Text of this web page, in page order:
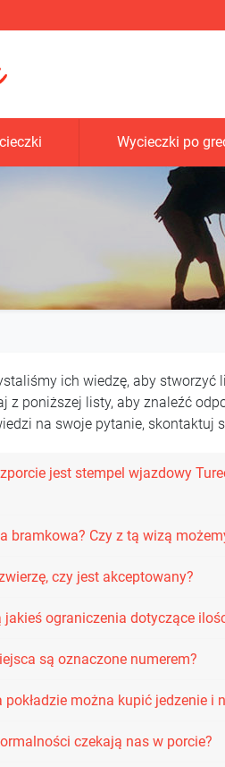
Wycieczki po
ich wiedzę, aby stworzyć
z poniższej listy, aby znaleźć
na swoje pytanie, skontaktuj
jest stempel wjazdowy
bramkowa? Czy z tą wizą
czy jest akceptowany?
jakieś ograniczenia dotyczące
są oznaczone numerem?
można kupić jedzenie i
czekają nas w porcie?